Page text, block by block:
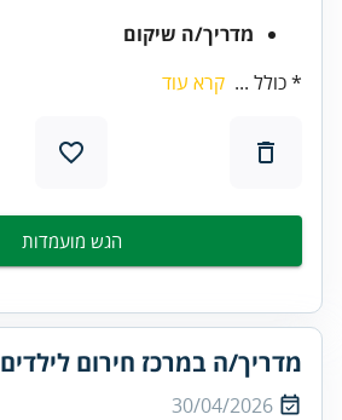
מדריך/ה שיקום
* כולל ... קרא עוד
הגש מועמדות
מדריך/ה במרכז חירום לילדים
30/04/2026